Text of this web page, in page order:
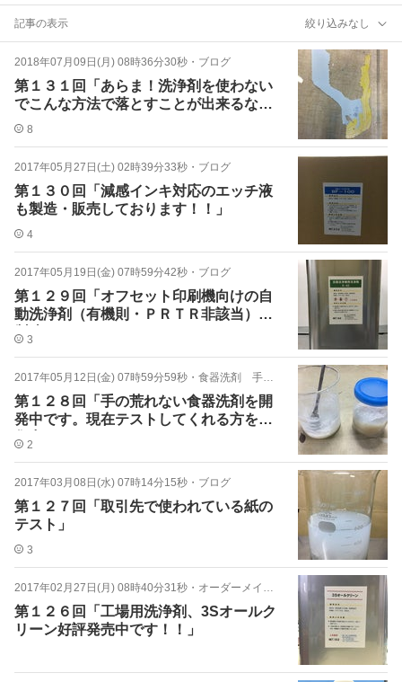
記事の表示 絞り込みなし
2018年07月09日(月) 08時36分30秒 ・ ブログ
第１３１回「あらま！洗浄剤を使わない
でこんな方法で落とすことが出来るなん
て！？」
8
2017年05月27日(土) 02時39分33秒 ・ ブログ
第１３０回「減感インキ対応のエッチ液
も製造・販売しております！！」
4
2017年05月19日(金) 07時59分42秒 ・ ブログ
第１２９回「オフセット印刷機向けの自
動洗浄剤（有機則・ＰＲＴＲ非該当）も
製造しております！！」
3
2017年05月12日(金) 07時59分59秒 ・ 食器洗剤 手の荒れない
第１２８回「手の荒れない食器洗剤を開
発中です。現在テストしてくれる方を募
集中です！！」
2
2017年03月08日(水) 07時14分15秒 ・ ブログ
第１２７回「取引先で使われている紙の
テスト」
3
2017年02月27日(月) 08時40分31秒 ・ オーダーメイド洗浄剤・洗剤
第１２６回「工場用洗浄剤、3Sオールク
リーン好評発売中です！！」